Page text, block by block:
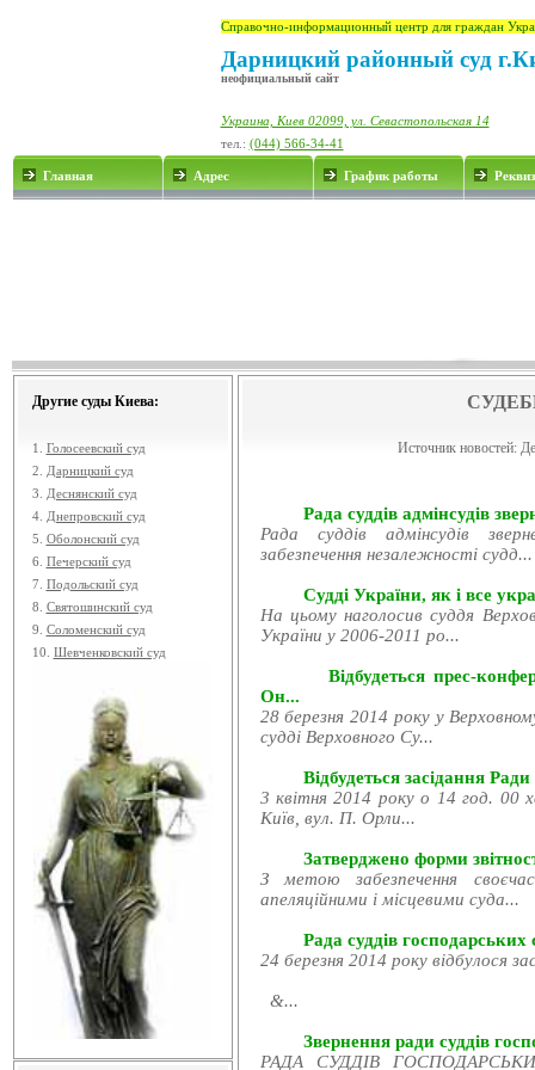
Справочно-информационный центр для граждан
Дарницкий районный суд
неофициальный сайт
Украина, Киев 02099, ул. Севастопольская 14
тел.: (044) 566-34-41
Главная Адрес График работы
Другие суды Киева:
1. Голосеевский суд
2.
Дарницкий суд
3.
Деснянский суд
4. Днепровский суд
5. Оболонский суд
6. Печерский суд
7. Подольский суд
8. Святошинский суд
9. Соломенский суд
10. Шевченковский суд
Источник новостей:
Рада суддів адмінсудів
Рада суддів адмінсудів
забезпечення незалежності судд...
Судді України, як і все
На цьому наголосив суддя
України у 2006-2011 ро...
Відбудеться прес-
Он...
28 березня 2014 року у
судді Верховного Су...
Відбудеться засідання
3 квітня 2014 року о 14 год. 00
Київ, вул. П. Орли...
Затверджено форми
З метою забезпечення
апеляційними і місцевими суда...
Рада суддів господарських
24 березня 2014 року відбулося
&...
Звернення ради суддів
РАДА СУДДІВ